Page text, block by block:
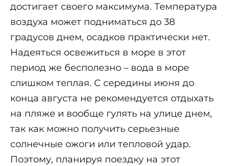
достигает своего максимума. Температура
воздуха может подниматься до 38
градусов днем, осадков практически нет.
Надеяться освежиться в море в этот
период же бесполезно – вода в море
слишком теплая. С середины июня до
конца августа не рекомендуется отдыхать
на пляже и вообще гулять на улице днем,
так как можно получить серьезные
солнечные ожоги или тепловой удар.
Поэтому, планируя поездку на этот